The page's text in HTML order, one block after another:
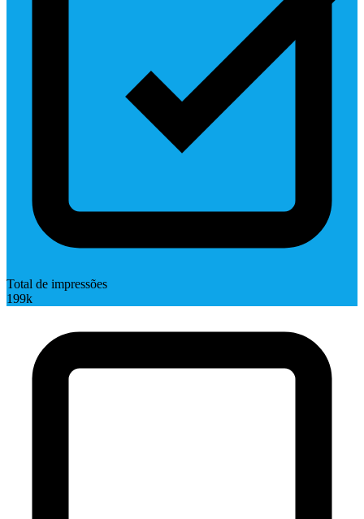
Total de impressões
199k